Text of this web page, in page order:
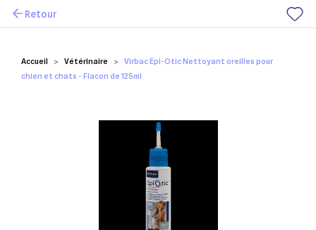
Mes favoris
Accueil Vétérinaire
Virbac Epi-Otic Nettoyant oreilles pour
chien et chats - Flacon de 125ml
Retour